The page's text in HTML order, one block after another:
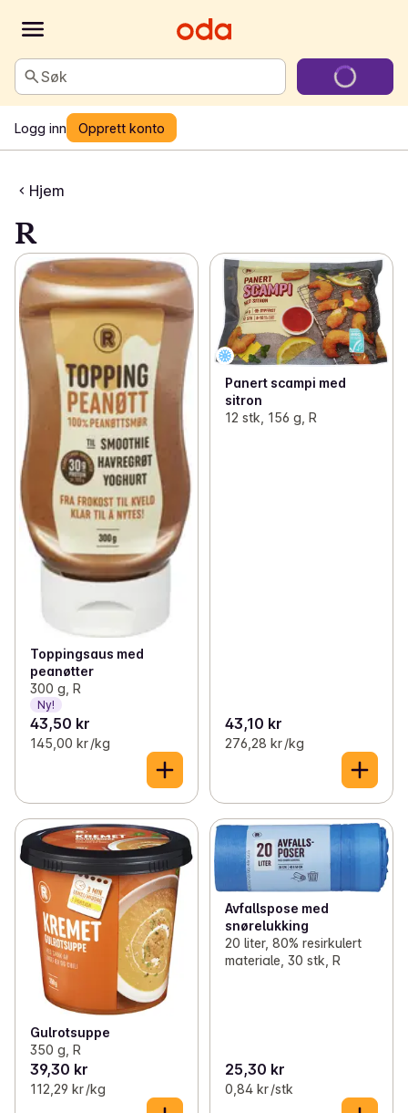
Søk
Logg inn Opprett konto
Hjem
R
Toppingsaus med
peanøtter
300 g, R
Ny!
43,50 kr
145,00 kr /kg
Panert scampi med
sitron
12 stk, 156 g, R
43,10 kr
276,28 kr /kg
Gulrotsuppe
350 g, R
39,30 kr
112,29 kr /kg
Avfallspose med
snørelukking
20 liter, 80% resirkulert
materiale, 30 stk, R
25,30 kr
0,84 kr /stk